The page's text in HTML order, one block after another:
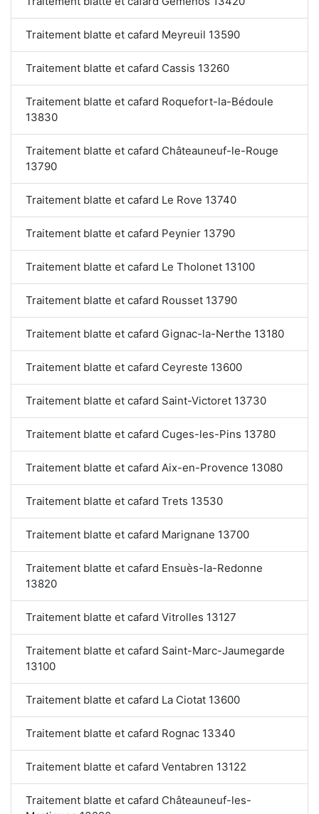
Traitement blatte et cafard Meyreuil 13590
Traitement blatte et cafard Cassis 13260
Traitement blatte et cafard Roquefort-la-Bédoule
13830
Traitement blatte et cafard Châteauneuf-le-Rouge
13790
Traitement blatte et cafard Le Rove 13740
Traitement blatte et cafard Peynier 13790
Traitement blatte et cafard Le Tholonet 13100
Traitement blatte et cafard Rousset 13790
Traitement blatte et cafard Gignac-la-Nerthe 13180
Traitement blatte et cafard Ceyreste 13600
Traitement blatte et cafard Saint-Victoret 13730
Traitement blatte et cafard Cuges-les-Pins 13780
Traitement blatte et cafard Aix-en-Provence 13080
Traitement blatte et cafard Trets 13530
Traitement blatte et cafard Marignane 13700
Traitement blatte et cafard Ensuès-la-Redonne
13820
Traitement blatte et cafard Vitrolles 13127
Traitement blatte et cafard Saint-Marc-Jaumegarde
13100
Traitement blatte et cafard La Ciotat 13600
Traitement blatte et cafard Rognac 13340
Traitement blatte et cafard Ventabren 13122
Traitement blatte et cafard Châteauneuf-les-